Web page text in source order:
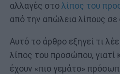
αλλαγές στο λίπος του
από την απώλεια λίπους
Αυτό το άρθρο εξηγεί τι
λίπος του προσώπου, γιατί
έχουν «πιο γεμάτο»